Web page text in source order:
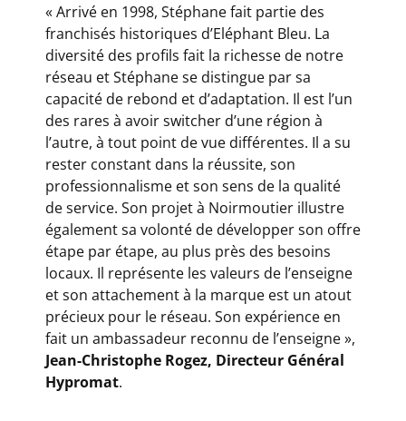
« Arrivé en 1998, Stéphane fait partie des
franchisés historiques d’Eléphant Bleu. La
diversité des profils fait la richesse de notre
réseau et Stéphane se distingue par sa
capacité de rebond et d’adaptation. Il est l’un
des rares à avoir switcher d’une région à
l’autre, à tout point de vue différentes. Il a su
rester constant dans la réussite, son
professionnalisme et son sens de la qualité
de service. Son projet à Noirmoutier illustre
également sa volonté de développer son offre
étape par étape, au plus près des besoins
locaux. Il représente les valeurs de l’enseigne
et son attachement à la marque est un atout
précieux pour le réseau. Son expérience en
fait un ambassadeur reconnu de l’enseigne »,
Jean-Christophe Rogez, Directeur Général
Hypromat.